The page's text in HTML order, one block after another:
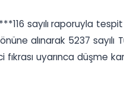
sayılı raporuyla
alınarak 5237 sayılı
uyarınca düşme